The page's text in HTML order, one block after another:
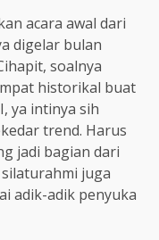
acara awal dari
digelar bulan
soalnya
historikal buat
ya intinya sih
trend. Harus
jadi bagian dari
juga
adik-adik penyuka